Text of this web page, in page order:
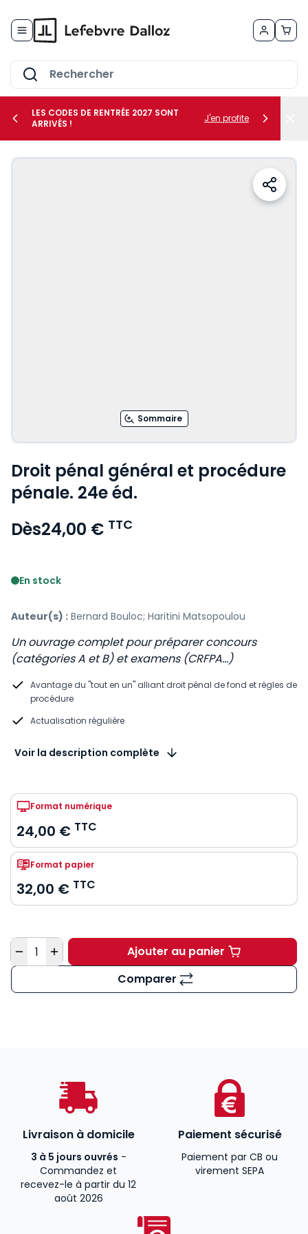
le sous-menu Vos métiers
LES CODES DE RENTRÉE 2027 SONT
ARRIVÉS !
J'en profite
Sommaire
Droit pénal général et procédure
pénale. 24e éd.
Dès24,00 € TTC
En stock
Auteur(s) : Bernard Bouloc; Haritini Matsopoulou
Un ouvrage complet pour préparer concours
(catégories A et B) et examens (CRFPA...)
Avantage du "tout en un" alliant droit pénal de fond et règles de
procédure
Actualisation régulière
Voir la description complète
Format numérique
24,00 € TTC
Format papier
32,00 € TTC
Quantité
Ajouter au panier
Comparer
Livraison à domicile
3 à 5 jours ouvrés -
Commandez et
recevez-le à partir du 12
août 2026
Paiement sécurisé
Paiement par CB ou
virement SEPA